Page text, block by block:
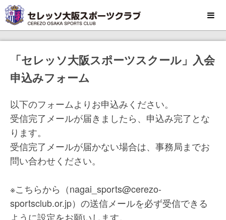
MENU
「セレッソ大阪スポーツスクール」入会
申込みフォーム
以下のフォームよりお申込みください。
受信完了メールが届きましたら、申込み完了とな
ります。
受信完了メールが届かない場合は、事務局までお
問い合わせください。
※こちらから（nagai_sports@cerezo-
sportsclub.or.jp）の送信メールを必ず受信できる
ように設定をお願いします。